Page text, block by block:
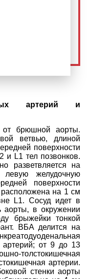
артерий и
от брюшной аорты.
ветвью, длиной
поверхности
и L1 тел позвонков.
разветвляется на
левую желудочную
поверхности
на 1 см
L1. Сосуд идет в
аорты, в окружении
брыжейки тонкой
ВБА делится на
от 9 до 13
толстокишечная
артерии.
стенки аорты